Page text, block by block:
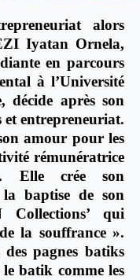
alors
Iyatan Ornela,
en parcours
à l’Université
décide après son
et entrepreneuriat.
amour pour les
rémunératrice
Elle crée son
baptise de son
Collections’ qui
la souffrance ».
des pagnes batiks
batik comme les